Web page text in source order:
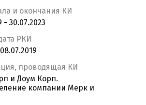
и окончания КИ
- 30.07.2023
РКИ
проводящая КИ
и Доум Корп.
компании Мерк и